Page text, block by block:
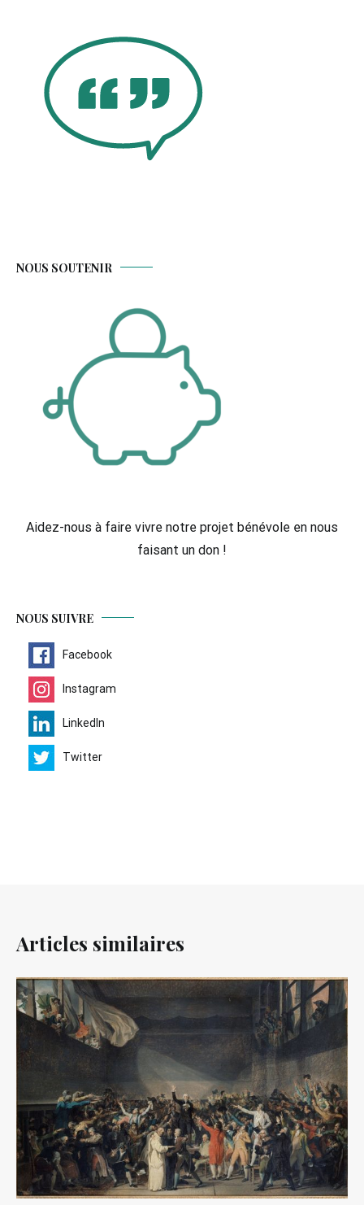
NOUS SOUTENIR
Aidez-nous à faire vivre notre projet bénévole en nous
faisant un don !
NOUS SUIVRE
Facebook
Instagram
LinkedIn
Twitter
Articles similaires